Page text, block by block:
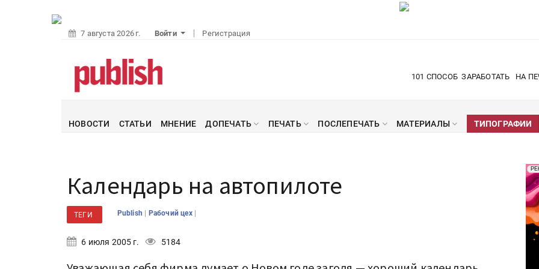
7 августа 2026 г. Войти Регистрация
101 СПОСОБ ЗАРАБОТАТЬ НА
НОВОСТИ СТАТЬИ МНЕНИЕ ДОПЕЧАТЬ ПЕЧАТЬ ПОСЛЕПЕЧАТЬ МАТЕРИАЛЫ ТИПОГРАФИИ
Календарь на автопилоте
ТЕГИ Publish | Рабочий цех |
6 июля 2005 г. 5184